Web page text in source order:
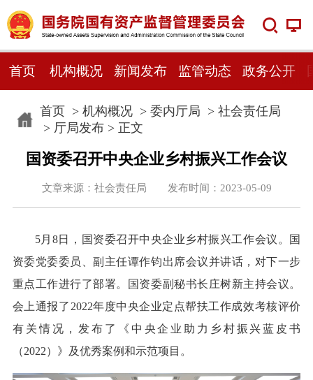
首页 机构概况 新闻发布 监管动态 政务公开
首页> 机构概况> 委内厅局 > 社会责任局
> 厅局发布> 正文
国资委召开中央企业乡村振兴工作会议
文章来源：社会责任局 发布时间：2023-05-09
5月8日，国资委召开中央企业乡村振兴工作会议。国
资委党委委员、副主任谭作钧出席会议并讲话，对下一步
重点工作进行了部署。国资委副秘书长庄树新主持会议。
会上通报了2022年度中央企业定点帮扶工作成效考核评价
有关情况，发布了《中央企业助力乡村振兴蓝皮书
（2022）》及优秀案例和示范项目。